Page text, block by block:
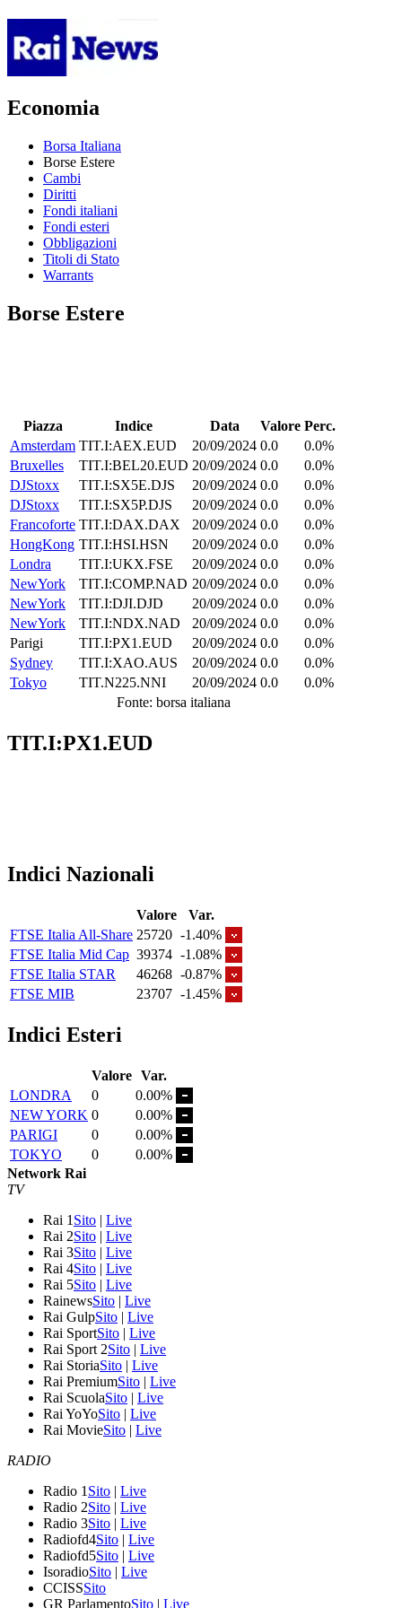
Economia
Borsa Italiana
Borse Estere
Cambi
Diritti
Fondi italiani
Fondi esteri
Obbligazioni
Titoli di Stato
Warrants
Borse Estere
Piazza Indice Data Valore Perc.
Amsterdam TIT.I:AEX.EUD 20/09/2024 0.0
0.0%
Bruxelles
TIT.I:BEL20.EUD 20/09/2024 0.0
0.0%
DJStoxx
TIT.I:SX5E.DJS 20/09/2024 0.0
0.0%
DJStoxx
TIT.I:SX5P.DJS 20/09/2024 0.0
0.0%
Francoforte TIT.I:DAX.DAX 20/09/2024 0.0
0.0%
HongKong TIT.I:HSI.HSN 20/09/2024 0.0
0.0%
Londra
TIT.I:UKX.FSE 20/09/2024 0.0
0.0%
NewYork
TIT.I:COMP.NAD 20/09/2024 0.0
0.0%
NewYork
TIT.I:DJI.DJD 20/09/2024 0.0
0.0%
NewYork
TIT.I:NDX.NAD 20/09/2024 0.0
0.0%
Parigi
TIT.I:PX1.EUD 20/09/2024 0.0
0.0%
Sydney
TIT.I:XAO.AUS 20/09/2024 0.0
0.0%
Tokyo
TIT.N225.NNI 20/09/2024 0.0
0.0%
Fonte: borsa italiana
TIT.I:PX1.EUD
Indici Nazionali
Valore
Var.
FTSE Italia All-Share 25720 -1.40%
FTSE Italia Mid Cap 39374 -1.08%
FTSE Italia STAR
46268 -0.87%
FTSE MIB
23707 -1.45%
Indici Esteri
Valore Var.
LONDRA
0
0.00%
NEW YORK 0
0.00%
PARIGI
0
0.00%
TOKYO
0
0.00%
Network Rai
TV
Rai 1 Sito | Live
Rai 2Sito | Live
Rai 3Sito | Live
Rai 4Sito | Live
Rai 5Sito | Live
RainewsSito | Live
Rai GulpSito | Live
Rai SportSito | Live
Rai Sport 2Sito | Live
Rai StoriaSito | Live
Rai PremiumSito | Live
Rai ScuolaSito | Live
Rai YoYoSito | Live
Rai MovieSito | Live
RADIO
Radio 1 Sito | Live
Radio 2Sito | Live
Radio 3Sito | Live
Radiofd4Sito | Live
Radiofd5Sito | Live
IsoradioSito | Live
CCISSSito
GR ParlamentoSito | Live